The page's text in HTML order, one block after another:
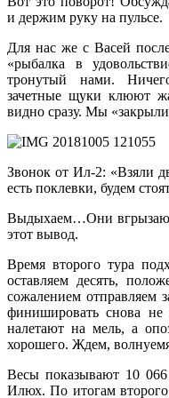
и держим руку на пульсе.
Для нас же с Васей
«рыбалка в
тронутый нами.
зачетные щуки клюют
видно сразу. Мы
Звонок от Ил-2: «Взяли
есть поклевки, будем
Выдыхаем…Они
этот вывод.
Время второго тура
оставляем десять,
сожалением
финишировать снова не
налетают на мель, а
хорошего. Ждем,
Весы показывают 10
Илюх. По итогам